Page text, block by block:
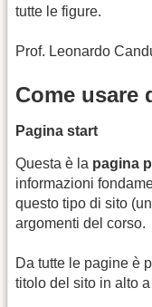
tutte le figure.
Prof. Leonardo
Come usare
Pagina start
Questa è la pagina
informazioni
questo tipo di sito (un
argomenti del corso.
Da tutte le pagine è
titolo del sito in alto